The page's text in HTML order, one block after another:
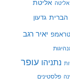
אליטה אליטת
הברית גדעון
טראמפ יאיר רגב
נתניהו עופר
פלסטינים